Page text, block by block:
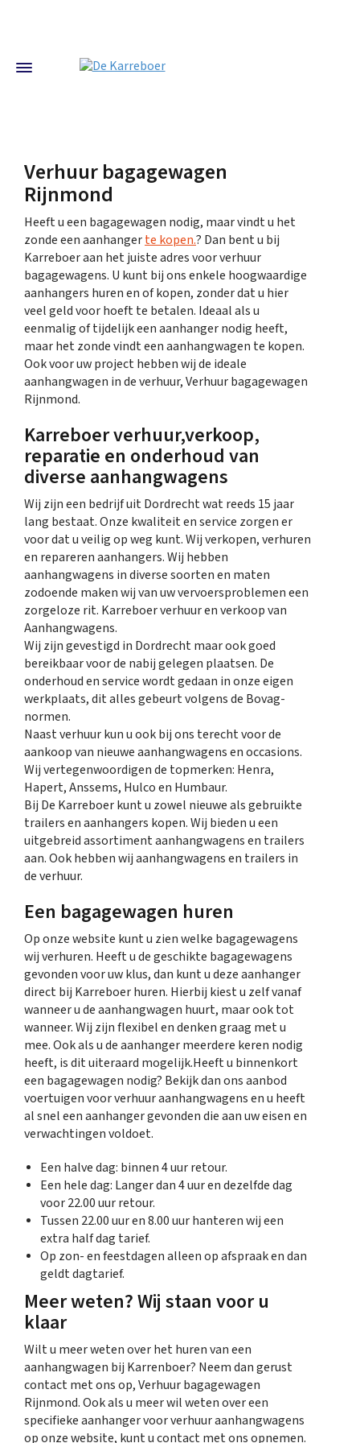
Verhuur bagagewagen
Rijnmond
Heeft u een bagagewagen nodig, maar vindt u het
zonde een aanhangerte kopen.? Dan bent u bij
Karreboer aan het juiste adres voor verhuur
bagagewagens. U kunt bij ons enkele hoogwaardige
aanhangers huren en of kopen, zonder dat u hier
veel geld voor hoeft te betalen. Ideaal als u
eenmalig of tijdelijk een aanhanger nodig heeft,
maar het zonde vindt een aanhangwagen te kopen.
Ook voor uw project hebben wij de ideale
aanhangwagen in de verhuur, Verhuur bagagewagen
Rijnmond.
Karreboer verhuur,verkoop,
reparatie en onderhoud van
diverse aanhangwagens
Wij zijn een bedrijf uit Dordrecht wat reeds 15 jaar
lang bestaat. Onze kwaliteit en service zorgen er
voor dat u veilig op weg kunt. Wij verkopen, verhuren
en repareren aanhangers. Wij hebben
aanhangwagens in diverse soorten en maten
zodoende maken wij van uw vervoersproblemen een
zorgeloze rit. Karreboer verhuur en verkoop van
Aanhangwagens.
Wij zijn gevestigd in Dordrecht maar ook goed
bereikbaar voor de nabij gelegen plaatsen. De
onderhoud en service wordt gedaan in onze eigen
werkplaats, dit alles gebeurt volgens de Bovag-
normen.
Naast verhuur kun u ook bij ons terecht voor de
aankoop van nieuwe aanhangwagens en occasions.
Wij vertegenwoordigen de topmerken: Henra,
Hapert, Anssems, Hulco en Humbaur.
Bij De Karreboer kunt u zowel nieuwe als gebruikte
trailers en aanhangers kopen. Wij bieden u een
uitgebreid assortiment aanhangwagens en trailers
aan. Ook hebben wij aanhangwagens en trailers in
de verhuur.
Een bagagewagen huren
Op onze website kunt u zien welke bagagewagens
wij verhuren. Heeft u de geschikte bagagewagens
gevonden voor uw klus, dan kunt u deze aanhanger
direct bij Karreboer huren. Hierbij kiest u zelf vanaf
wanneer u de aanhangwagen huurt, maar ook tot
wanneer. Wij zijn flexibel en denken graag met u
mee. Ook als u de aanhanger meerdere keren nodig
heeft, is dit uiteraard mogelijk.Heeft u binnenkort
een bagagewagen nodig? Bekijk dan ons aanbod
voertuigen voor verhuur aanhangwagens en u heeft
al snel een aanhanger gevonden die aan uw eisen en
verwachtingen voldoet.
Een halve dag: binnen 4 uur retour.
Een hele dag: Langer dan 4 uur en dezelfde dag
voor 22.00 uur retour.
Tussen 22.00 uur en 8.00 uur hanteren wij een
extra half dag tarief.
Op zon- en feestdagen alleen op afspraak en dan
geldt dagtarief.
Meer weten? Wij staan voor u
klaar
Wilt u meer weten over het huren van een
aanhangwagen bij Karrenboer? Neem dan gerust
contact met ons op, Verhuur bagagewagen
Rijnmond. Ook als u meer wil weten over een
specifieke aanhanger voor verhuur aanhangwagens
op onze website, kunt u contact met ons opnemen.